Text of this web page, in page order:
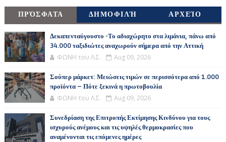
ΠΡΌΣΦΑΤΑ ΔΗΜΟΦΙΛΉ ΑΡΧΕΊΟ
Δεκαπενταύγουστο -Το αδιαχώρητο στα λιμάνια, πάνω από
34.000 ταξιδιώτες αναχωρούν σήμερα από την Αττική
ΦΩΝΗ του Λ.Σ. Aug 09, 2026
Σούπερ μάρκετ: Μειώσεις τιμών σε περισσότερα από 1.000
προϊόντα – Πότε ξεκινά η πρωτοβουλία
ΦΩΝΗ του Λ.Σ. Aug 09, 2026
Συνεδρίαση της Επιτροπής Εκτίμησης Κινδύνου για τους
ισχυρούς ανέμους και τις υψηλές θερμοκρασίες που
αναμένονται τις επόμενες ημέρες